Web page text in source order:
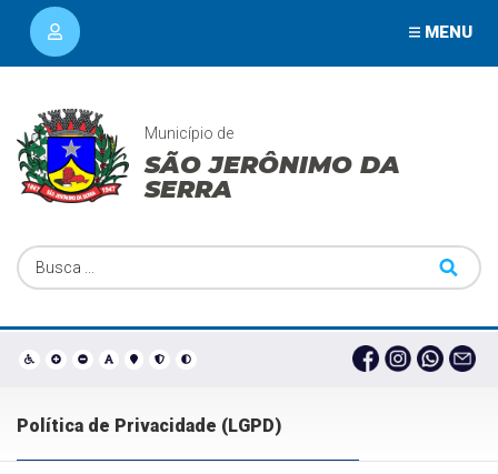
MENU
Município de
SÃO JERÔNIMO DA
SERRA
Política de Privacidade (LGPD)